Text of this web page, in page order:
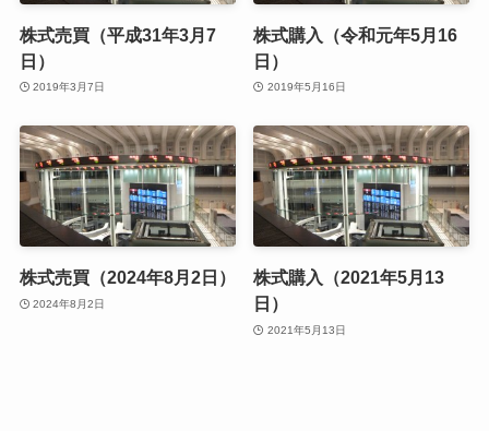
株式売買（平成31年3月7
日）
2019年3月7日
株式購入（令和元年5月16
日）
2019年5月16日
株式売買（2024年8月2日）
2024年8月2日
株式購入（2021年5月13
日）
2021年5月13日